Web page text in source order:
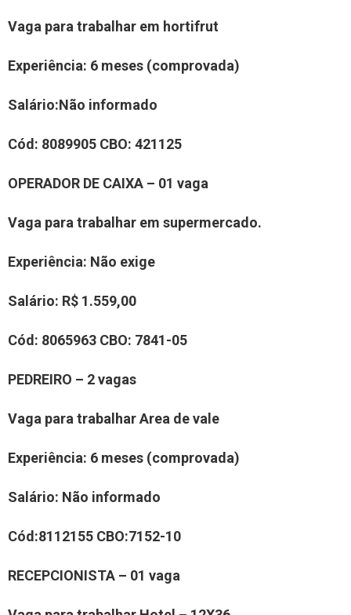
Vaga para trabalhar em hortifrut
Experiência: 6 meses (comprovada)
Salário:Não informado
Cód: 8089905 CBO: 421125
OPERADOR DE CAIXA – 01 vaga
Vaga para trabalhar em supermercado.
Experiência: Não exige
Salário: R$ 1.559,00
Cód: 8065963 CBO: 7841-05
PEDREIRO – 2vagas
Vaga para trabalharArea de vale
Experiência: 6 meses (comprovada)
Salário: Não informado
Cód:8112155 CBO:7152-10
RECEPCIONISTA – 01 vaga